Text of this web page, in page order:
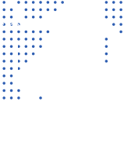
ons op!